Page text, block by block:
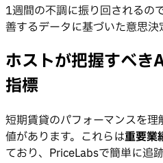
1週間の不調に振り回されるの
善するデータに基づいた意思決
ホストが把握すべ
指標
短期賃貸のパフォーマンスを
値があります。これらは重要業
ており、PriceLabsで簡単に追跡